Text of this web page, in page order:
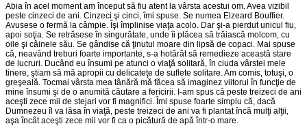
Abia în acel moment am început să fiu atent la vârsta acestui om. Avea vizibil
peste cinzeci de ani. Cinzeci şi cinci, îmi spuse. Se numea Elzeard Bouffier.
Avusese o fermă la câmpie. Îşi împlinise viaţa acolo. Dar şi-a pierdut unicul fiu,
apoi soţia. Se retrăsese în singurătate, unde îi plăcea să trăiască molcom, cu
oile şi câinele său. Se gândise că ţinutul moare din lipsă de copaci. Mai spuse
că, neavând treburi foarte importante, s-a hotărât să remedieze această stare
de lucruri. Ducând eu însumi pe atunci o viaţă solitară, în ciuda vârstei mele
tinere, ştiam să mă apropii cu delicateţe de suflete solitare. Am comis, totuşi, o
greşeală. Tocmai vârsta mea tânără mă făcea să imaginez viitorul în funcţie de
mine însumi şi de o anumită căutare a fericirii. I-am spus că peste treizeci de ani
aceşti zece mii de stejari vor fi magnifici. Îmi spuse foarte simplu că, dacă
Dumnezeu îl va lăsa în viaţă, peste treizeci de ani va fi plantat încă mulţi alţii,
aşa încât aceşti zece mii vor fi ca o picătură de apă într-o mare.